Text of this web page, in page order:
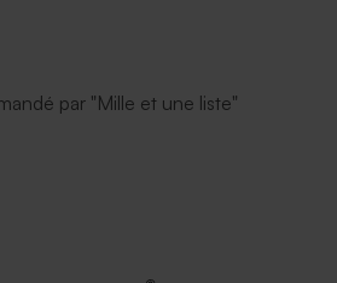
par "Mille et une liste"